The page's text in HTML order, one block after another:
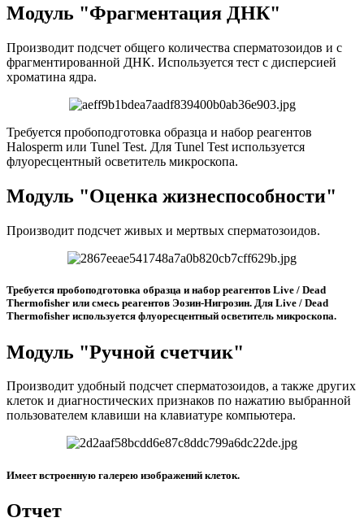
Модуль "Фрагментация ДНК"
Производит подсчет общего количества сперматозоидов и с
фрагментированной ДНК. Используется тест с дисперсией
хроматина ядра.
Требуется пробоподготовка образца и набор реагентов
Halosperm или Tunel Test. Для Tunel Test используется
флуоресцентный осветитель микроскопа.
Модуль "Оценка жизнеспособности"
Производит подсчет живых и мертвых сперматозоидов.
Требуется пробоподготовка образца и набор реагентов Live / Dead
Thermofisher или смесь реагентов Эозин-Нигрозин. Для Live / Dead
Thermofisher используется флуоресцентный осветитель микроскопа.
Модуль "Ручной счетчик"
Производит удобный подсчет сперматозоидов, а также других
клеток и диагностических признаков по нажатию выбранной
пользователем клавиши на клавиатуре компьютера.
Имеет встроенную галерею изображений клеток.
Отчет